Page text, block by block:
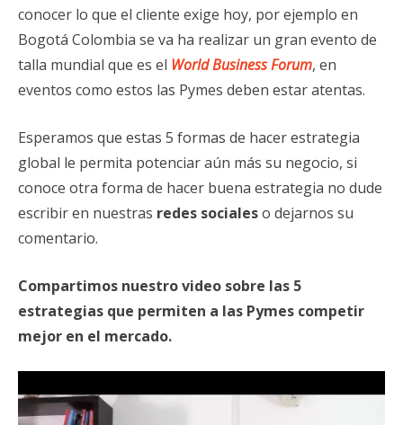
conocer lo que el cliente exige hoy, por ejemplo en
Bogotá Colombia se va ha realizar un gran evento de
talla mundial que es el World Business Forum, en
eventos como estos las Pymes deben estar atentas.
Esperamos que estas 5 formas de hacer estrategia
global le permita potenciar aún más su negocio, si
conoce otra forma de hacer buena estrategia no dude
escribir en nuestras redes socialeso dejarnos su
comentario.
Compartimos nuestro video sobre las 5
estrategias que permiten a las Pymes competir
mejor en el mercado.